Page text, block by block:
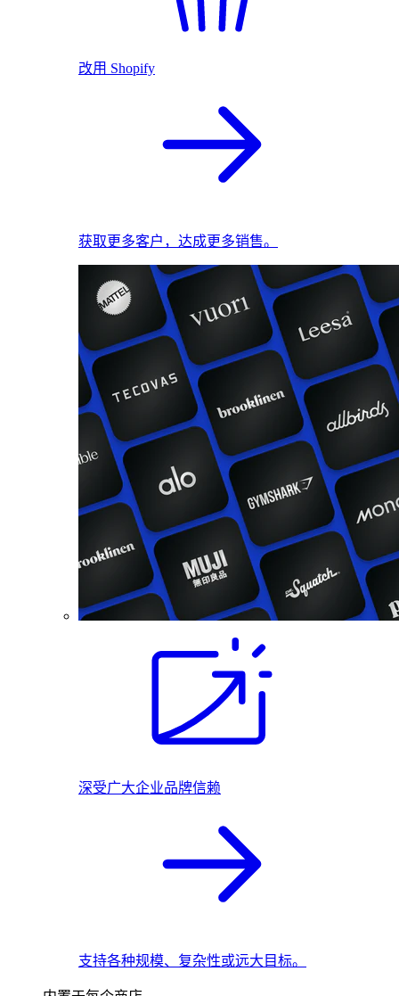
改用 Shopify
获取更多客户，达成更多销售。
深受广大企业品牌信赖
支持各种规模、复杂性或远大目标。